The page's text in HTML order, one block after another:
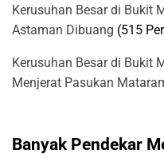
Kerusuhan Besar di Bukit
Astaman Dibuang (515
Kerusuhan Besar di Bukit
Menjerat Pasukan
Banyak Pendekar